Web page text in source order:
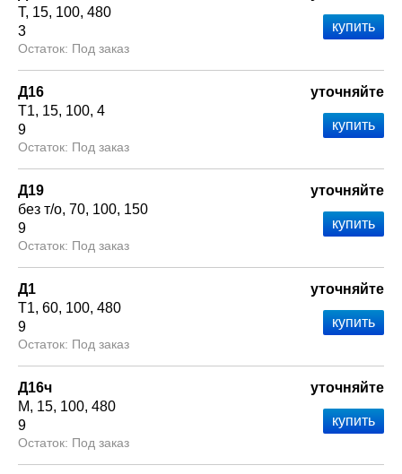
Т 15 100 480
3
Под заказ
Д16
Т1 15 100 4
9
Под заказ
уточняйте
Д19
без т/о 70 100 150
9
Под заказ
уточняйте
Д1
Т1 60 100 480
9
Под заказ
уточняйте
Д16ч
М
15 100 480
9
Под заказ
уточняйте